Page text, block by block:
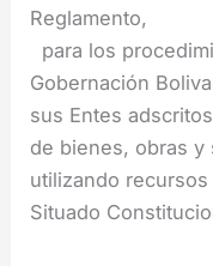
Reglamento,
para los
Gobernación
sus Entes
de bienes, obras y
utilizando
Situado